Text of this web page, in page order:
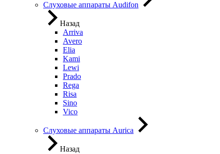
Слуховые аппараты Audifon
Назад
Arriva
Avero
Elia
Kami
Lewi
Prado
Rega
Risa
Sino
Vico
Слуховые аппараты Aurica
Назад